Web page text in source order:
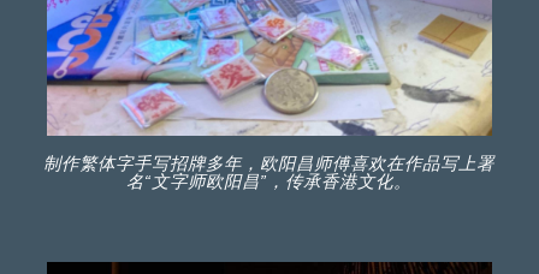
制作繁体字手写招牌多年，欧阳昌师傅喜欢在作品写上署
名“文字师欧阳昌”，传承香港文化。